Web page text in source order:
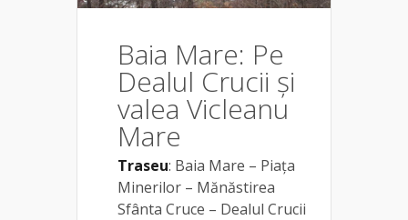
Baia Mare: Pe
Dealul Crucii și
valea Vicleanu
Mare
Traseu: Baia Mare – Piața
Minerilor – Mănăstirea
Sfânta Cruce – Dealul Crucii